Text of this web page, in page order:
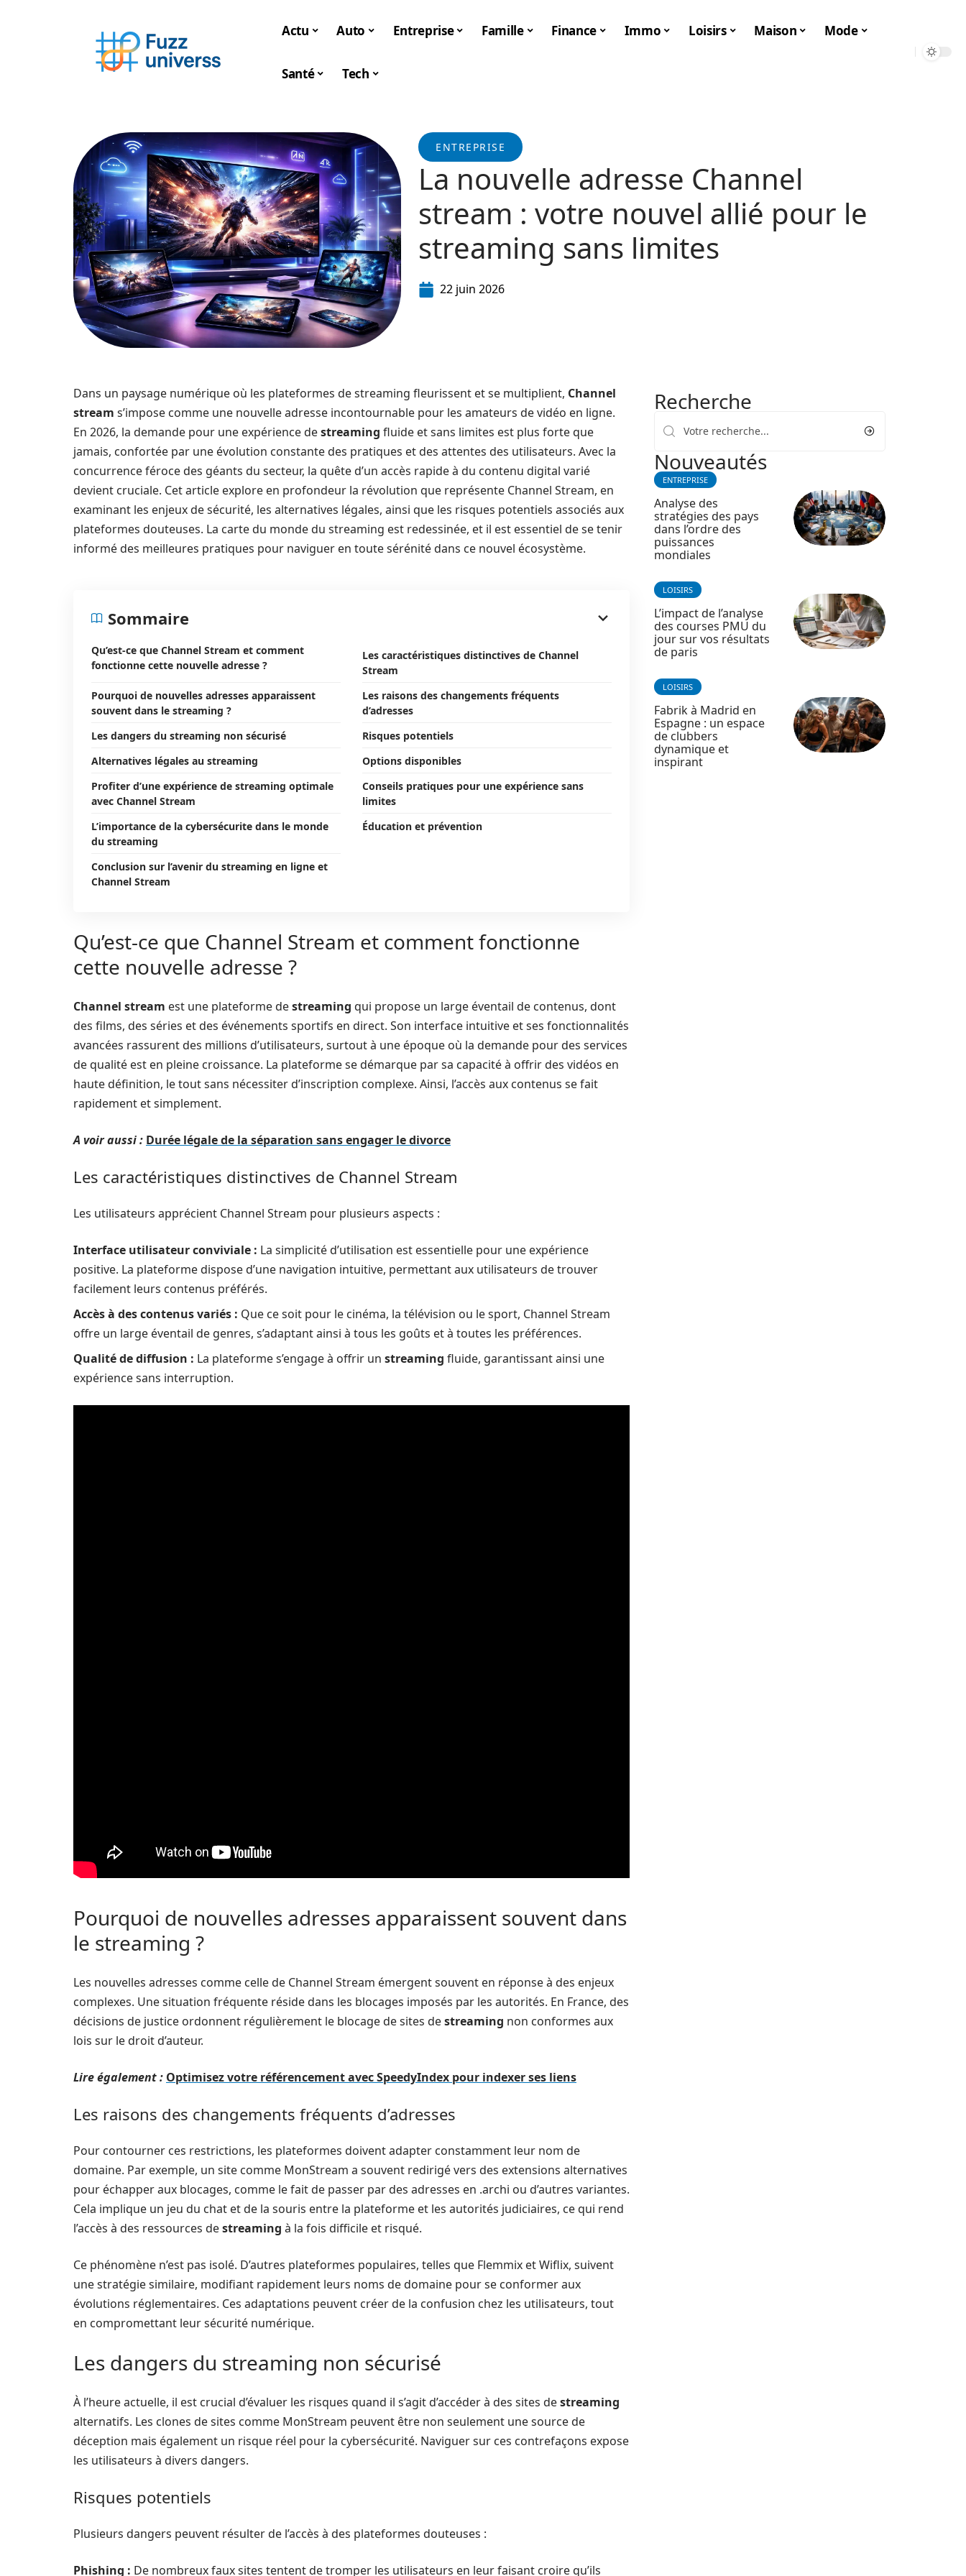
Actu Auto Entreprise Famille Finance Immo Loisirs Maison Mode
Santé Tech
ENTREPRISE
La nouvelle adresse Channel
stream : votre nouvel allié pour le
streaming sans limites
22 juin 2026
Dans un paysage numérique où les plateformes de streaming fleurissent et se multiplient, Channel
stream s’impose comme une nouvelle adresse incontournable pour les amateurs de vidéo en ligne.
En 2026, la demande pour une expérience destreaming fluide et sans limites est plus forte que
jamais, confortée par une évolution constante des pratiques et des attentes des utilisateurs. Avec la
concurrence féroce des géants du secteur, la quête d’un accès rapide à du contenu digital varié
devient cruciale. Cet article explore en profondeur la révolution que représente Channel Stream, en
examinant les enjeux de sécurité, les alternatives légales, ainsi que les risques potentiels associés aux
plateformes douteuses. La carte du monde du streaming est redessinée, et il est essentiel de se tenir
informé des meilleures pratiques pour naviguer en toute sérénité dans ce nouvel écosystème.
Sommaire
Qu’est-ce que Channel Stream et comment
fonctionne cette nouvelle adresse ?
Les caractéristiques distinctives de Channel
Stream
Pourquoi de nouvelles adresses apparaissent
souvent dans le streaming ?
Les raisons des changements fréquents
d’adresses
Les dangers du streaming non sécurisé
Risques potentiels
Alternatives légales au streaming
Options disponibles
Profiter d’une expérience de streaming optimale
avec Channel Stream
Conseils pratiques pour une expérience sans
limites
L’importance de la cybersécurite dans le monde
du streaming
Éducation et prévention
Conclusion sur l’avenir du streaming en ligne et
Channel Stream
Qu’est-ce que Channel Stream et comment fonctionne
cette nouvelle adresse ?
Channel stream est une plateforme destreaming qui propose un large éventail de contenus, dont
des films, des séries et des événements sportifs en direct. Son interface intuitive et ses fonctionnalités
avancées rassurent des millions d’utilisateurs, surtout à une époque où la demande pour des services
de qualité est en pleine croissance. La plateforme se démarque par sa capacité à offrir des vidéos en
haute définition, le tout sans nécessiter d’inscription complexe. Ainsi, l’accès aux contenus se fait
rapidement et simplement.
A voir aussi : Durée légale de la séparation sans engager le divorce
Les caractéristiques distinctives de Channel Stream
Les utilisateurs apprécient Channel Stream pour plusieurs aspects :
Interface utilisateur conviviale : La simplicité d’utilisation est essentielle pour une expérience
positive. La plateforme dispose d’une navigation intuitive, permettant aux utilisateurs de trouver
facilement leurs contenus préférés.
Accès à des contenus variés : Que ce soit pour le cinéma, la télévision ou le sport, Channel Stream
offre un large éventail de genres, s’adaptant ainsi à tous les goûts et à toutes les préférences.
Qualité de diffusion : La plateforme s’engage à offrir un streaming fluide, garantissant ainsi une
expérience sans interruption.
Pourquoi de nouvelles adresses apparaissent souvent dans
le streaming ?
Les nouvelles adresses comme celle de Channel Stream émergent souvent en réponse à des enjeux
complexes. Une situation fréquente réside dans les blocages imposés par les autorités. En France, des
décisions de justice ordonnent régulièrement le blocage de sites destreaming non conformes aux
lois sur le droit d’auteur.
Lire également : Optimisez votre référencement avec SpeedyIndex pour indexer ses liens
Les raisons des changements fréquents d’adresses
Pour contourner ces restrictions, les plateformes doivent adapter constamment leur nom de
domaine. Par exemple, un site comme MonStream a souvent redirigé vers des extensions alternatives
pour échapper aux blocages, comme le fait de passer par des adresses en .archi ou d’autres variantes.
Cela implique un jeu du chat et de la souris entre la plateforme et les autorités judiciaires, ce qui rend
l’accès à des ressources destreaming à la fois difficile et risqué.
Ce phénomène n’est pas isolé. D’autres plateformes populaires, telles que Flemmix et Wiflix, suivent
une stratégie similaire, modifiant rapidement leurs noms de domaine pour se conformer aux
évolutions réglementaires. Ces adaptations peuvent créer de la confusion chez les utilisateurs, tout
en compromettant leur sécurité numérique.
Les dangers du streaming non sécurisé
À l’heure actuelle, il est crucial d’évaluer les risques quand il s’agit d’accéder à des sites destreaming
alternatifs. Les clones de sites comme MonStream peuvent être non seulement une source de
déception mais également un risque réel pour la cybersécurité. Naviguer sur ces contrefaçons expose
les utilisateurs à divers dangers.
Risques potentiels
Plusieurs dangers peuvent résulter de l’accès à des plateformes douteuses :
Phishing : De nombreux faux sites tentent de tromper les utilisateurs en leur faisant croire qu’ils
Recherche
Nouveautés
ENTREPRISE
Analyse des
stratégies des pays
dans l’ordre des
puissances
mondiales
LOISIRS
L’impact de l’analyse
des courses PMU du
jour sur vos résultats
de paris
LOISIRS
Fabrik à Madrid en
Espagne : un espace
de clubbers
dynamique et
inspirant